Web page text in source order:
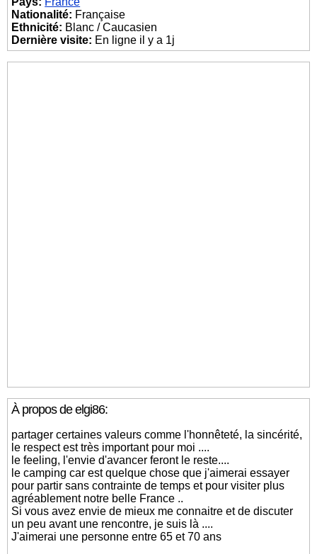
Nationalité: Française
Ethnicité: Blanc / Caucasien
Dernière visite: En ligne il y a 1j
À propos de elgi86:
partager certaines valeurs comme l'honnêteté, la sincérité,
le respect est très important pour moi ....
le feeling, l'envie d'avancer feront le reste....
le camping car est quelque chose que j'aimerai essayer
pour partir sans contrainte de temps et pour visiter plus
agréablement notre belle France ..
Si vous avez envie de mieux me connaitre et de discuter
un peu avant une rencontre, je suis là ....
J'aimerai une personne entre 65 et 70 ans